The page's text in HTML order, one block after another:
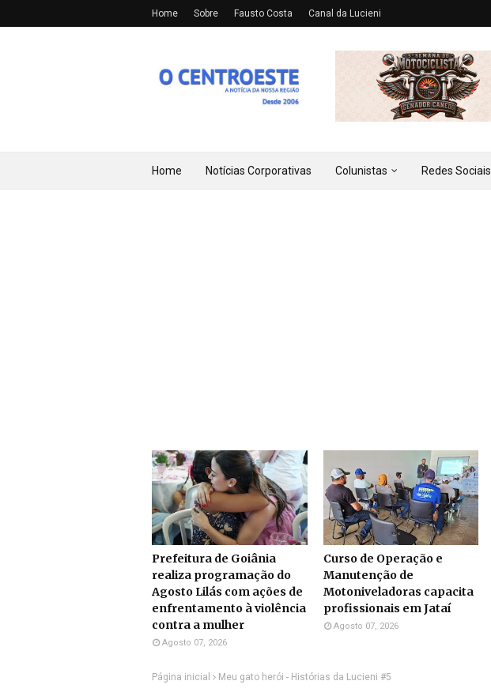
Home Sobre Fausto Costa Canal da Lucieni
Home Notícias Corporativas Colunistas Redes Sociais
Prefeitura de Goiânia
realiza programação do
Agosto Lilás com ações de
enfrentamento à violência
contra a mulher
Agosto 07, 2026
Curso de Operação e
Manutenção de
Motoniveladoras capacita
profissionais em Jataí
Agosto 07, 2026
Página inicial Meu gato herói - Histórias da Lucieni #5